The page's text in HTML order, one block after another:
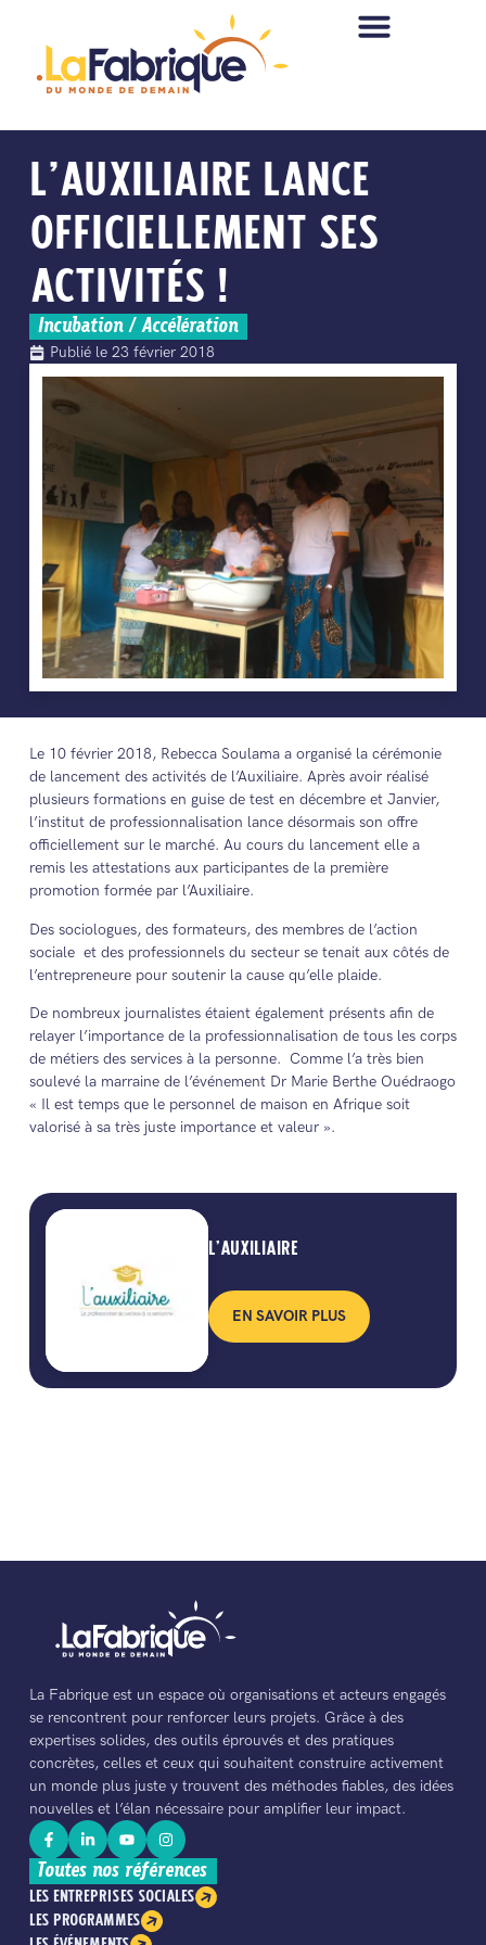
L’AUXILIAIRE LANCE
OFFICIELLEMENT SES
ACTIVITÉS !
Incubation / Accélération
Publié le 23 février 2018
Le 10 février 2018, Rebecca Soulama a organisé la cérémonie
de lancement des activités de l’Auxiliaire. Après avoir réalisé
plusieurs formations en guise de test en décembre et Janvier,
l’institut de professionnalisation lance désormais son offre
officiellement sur le marché. Au cours du lancement elle a
remis les attestations aux participantes de la première
promotion formée par l’Auxiliaire.
Des sociologues, des formateurs, des membres de l’action
sociale et des professionnels du secteur se tenait aux côtés de
l’entrepreneure pour soutenir la cause qu’elle plaide.
De nombreux journalistes étaient également présents afin de
relayer l’importance de la professionnalisation de tous les corps
de métiers des services à la personne. Comme l’a très bien
soulevé la marraine de l’événement Dr Marie Berthe Ouédraogo
« Il est temps que le personnel de maison en Afrique soit
valorisé à sa très juste importance et valeur ».
L’AUXILIAIRE
EN SAVOIR PLUS
La Fabrique est un espace où organisations et acteurs engagés
se rencontrent pour renforcer leurs projets. Grâce à des
expertises solides, des outils éprouvés et des pratiques
concrètes, celles et ceux qui souhaitent construire activement
un monde plus juste y trouvent des méthodes fiables, des idées
nouvelles et l’élan nécessaire pour amplifier leur impact.
Toutes nos références
LES ENTREPRISES SOCIALES
LES PROGRAMMES